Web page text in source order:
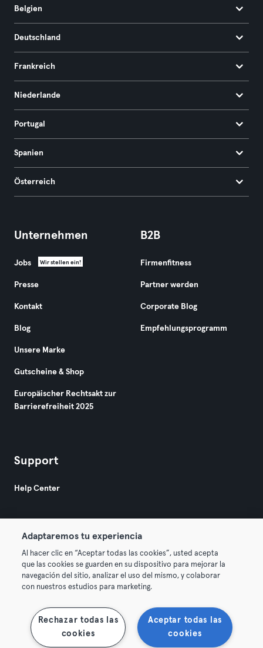
Belgien
Deutschland
Frankreich
Niederlande
Portugal
Spanien
Österreich
Unternehmen
Jobs Wir stellen ein!
Presse
Kontakt
Blog
Unsere Marke
Gutscheine & Shop
Europäischer Rechtsakt zur
Barrierefreiheit 2025
B2B
Firmenfitness
Partner werden
Corporate Blog
Empfehlungsprogramm
Support
Help Center
© 2026 Urban Sports Group GmbH. All rights reserved.
AGB Datenschutz Impressum
Vertrag hier kündigen Hier Verträge widerrufen
Adaptaremos tu experiencia
Al hacer clic en “Aceptar todas las cookies”, usted acepta
que las cookies se guarden en su dispositivo para mejorar la
navegación del sitio, analizar el uso del mismo, y colaborar
con nuestros estudios para marketing.
Aceptar todas las
cookies
Rechazar todas las
cookies